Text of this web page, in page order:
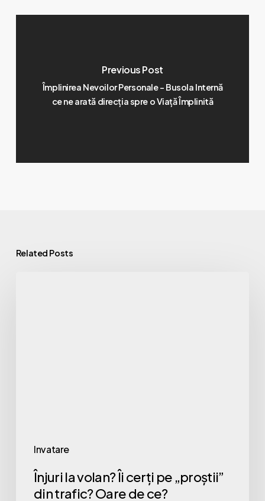
Previous Post
Împlinirea Nevoilor Personale - Busola Internă
ce ne arată direcția spre o Viață Împlinită
Related Posts
Invatare
Înjuri la volan? Îi cerți pe „proștii”
din trafic? Oare de ce?